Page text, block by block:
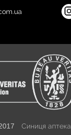
Синиця аптека